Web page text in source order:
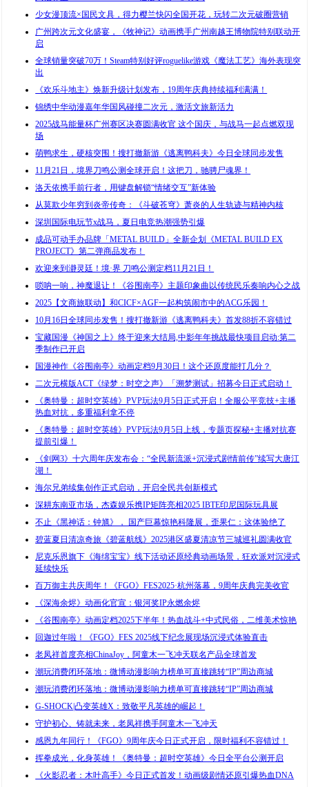
少女漫顶流×国民文具，得力樱兰快闪全国开花，玩转二次元破圈营销
广州跨次元文化盛宴，《牧神记》动画携手广州南越王博物院特别联动开
启
全球销量突破70万！Steam特别好评roguelike游戏《魔法工艺》海外表现突
出
《欢乐斗地主》焕新升级计划发布，19周年庆典持续福利满满！
锦绣中华动漫嘉年华国风碰撞二次元，激活文旅新活力
2025战马能量杯广州赛区决赛圆满收官 这个国庆，与战马一起点燃双现
场
萌鸭求生，硬核突围！搜打撤新游《逃离鸭科夫》今日全球同步发售
11月21日，境界刀鸣公测全球开启！这把刀，驰骋尸魂界！
洛天依携手前行者，用键盘解锁“情绪交互”新体验
从莫欺少年穷到炎帝传奇：《斗破苍穹》萧炎的人生轨迹与精神内核
深圳国际电玩节x战马，夏日电竞热潮强势引爆
成品可动手办品牌「METAL BUILD」全新企划《METAL BUILD EX
PROJECT》第二弹商品发布！
欢迎来到瀞灵廷！境·界 刀鸣公测定档11月21日！
唢呐一响，神魔退让！《谷围南亭》主题印象曲以传统民乐奏响内心之战
2025【文商旅联动】和CICF×AGF一起构筑闹市中的ACG乐园！
10月16日全球同步发售！搜打撤新游《逃离鸭科夫》首发88折不容错过
​宝藏国漫《神国之上》终于迎来大结局,中影年年挑战最快项目启动:第二
季制作已开启
国漫神作《谷围南亭》动画定档9月30日！这个还原度能打几分？
二次元横版ACT《绿梦：时空之声》「溯梦测试」招募今日正式启动！
《奥特曼：超时空英雄》PVP玩法9月5日正式开启！全服公平竞技+主播
热血对抗，多重福利拿不停
《奥特曼：超时空英雄》PVP玩法9月5日上线，专题页探秘+主播对抗赛
提前引爆！
《剑网3》十六周年庆发布会：“全民新流派+沉浸式剧情前传”续写大唐江
湖！
海尔兄弟续集创作正式启动，开启全民共创新模式
深耕东南亚市场，杰森娱乐携IP矩阵亮相2025 IBTE印尼国际玩具展
不止《黑神话：钟馗》， 国产巨幕惊艳科隆展，歪果仁：这体验绝了
碧蓝夏日清凉奇旅《碧蓝航线》2025港区盛夏清凉节三城巡礼圆满收官
尼克乐恩旗下《海绵宝宝》线下活动还原经典动画场景，狂欢派对沉浸式
延续快乐
百万御主共庆周年！《FGO》FES2025·杭州落幕，9周年庆典完美收官
《深海余烬》动画化官宣：银河奖IP永燃余烬
《谷围南亭》动画定档2025下半年！热血战斗+中式民俗，二维美术惊艳
回迦过年啦！《FGO》FES 2025线下纪念展现场沉浸式体验直击
老凤祥首度亮相ChinaJoy，阿童木一飞冲天联名产品全球首发
潮玩消费闭环落地：微博动漫影响力榜单可直接跳转“IP”周边商城
潮玩消费闭环落地：微博动漫影响力榜单可直接跳转“IP”周边商城
G-SHOCK|凸变英雄X：致敬平凡英雄的崛起！
守护初心、铸就未来，老凤祥携手阿童木一飞冲天
感恩九年同行！《FGO》9周年庆今日正式开启，限时福利不容错过！
挥拳成光，化身英雄！《奥特曼：超时空英雄》今日全平台公测开启
《火影忍者：木叶高手》今日正式首发！动画级剧情还原引爆热血DNA